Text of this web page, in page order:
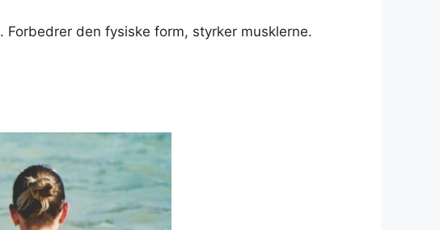
den fysiske form, styrker musklerne.